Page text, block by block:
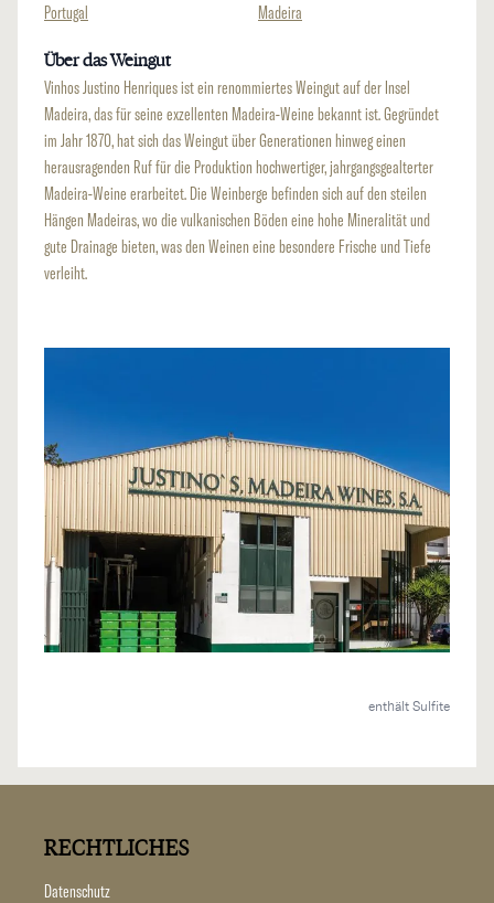
Portugal Madeira
Über das Weingut
Vinhos Justino Henriques ist ein renommiertes Weingut auf der Insel
Madeira, das für seine exzellenten Madeira-Weine bekannt ist. Gegründet
im Jahr 1870, hat sich das Weingut über Generationen hinweg einen
herausragenden Ruf für die Produktion hochwertiger, jahrgangsgealterter
Madeira-Weine erarbeitet. Die Weinberge befinden sich auf den steilen
Hängen Madeiras, wo die vulkanischen Böden eine hohe Mineralität und
gute Drainage bieten, was den Weinen eine besondere Frische und Tiefe
verleiht.
enthält Sulfite
RECHTLICHES
Datenschutz